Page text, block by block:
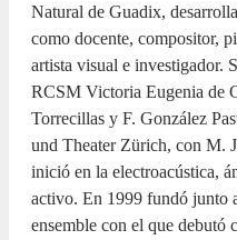
Natural de Guadix,
como docente, compositor,
artista visual e investigador.
RCSM Victoria Eugenia de
Torrecillas y F. González
und Theater Zürich, con M.
inició en la electroacústica,
activo. En 1999 fundó junto
ensemble con el que debutó